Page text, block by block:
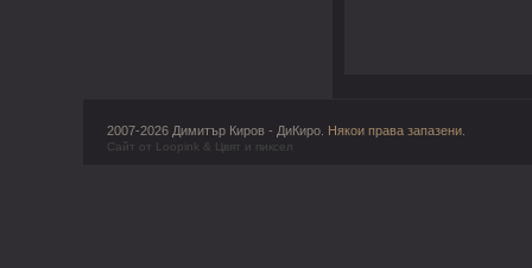
2007-2026 Димитър Киров - ДиКиро. Някои права запазени
Сайт от Loopink & Цвят и пиксел